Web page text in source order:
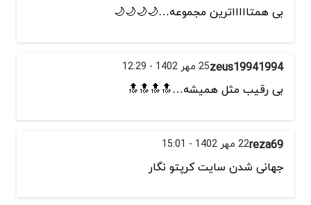
بی همتاااااترین مجموعه…🌙🌙🌙🌙
zeus1994199425 مهر 1402 - 12:29
بی رقیب مثل همیشه…🔝🔝🔝🔝
reza6922 مهر 1402 - 15:01
جهانی شدن سایت کرپتو نگار